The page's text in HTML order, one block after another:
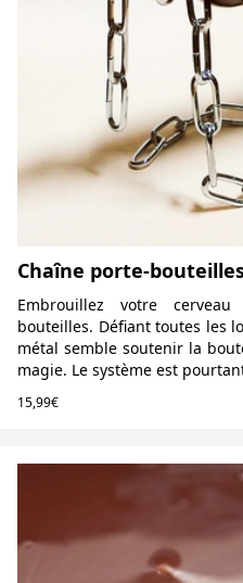
Chaîne porte-
Embrouillez votre
bouteilles. Défiant toutes les
métal semble soutenir la
magie. Le système est
15,99€